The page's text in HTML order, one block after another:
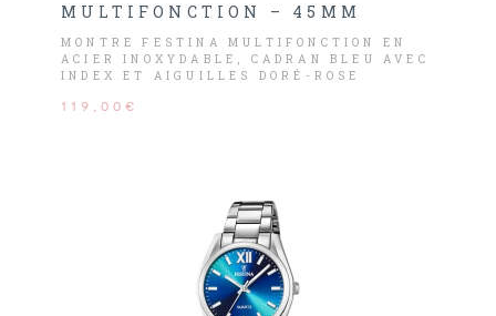
MULTIFONCTION – 45MM
MONTRE FESTINA MULTIFONCTION EN
ACIER INOXYDABLE, CADRAN BLEU AVEC
INDEX ET AIGUILLES DORÉ-ROSE
119,00€